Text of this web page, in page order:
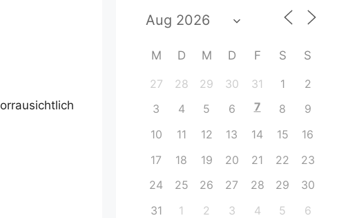
M D M D F S S
27 28 29 30 31 1
2
3
4 5 6 7 8
9
10
11 12 13 14 15
16
17
18 19 20 21 22
23
24
25 26 27 28 29
30
31
1 2 3 4 5 6